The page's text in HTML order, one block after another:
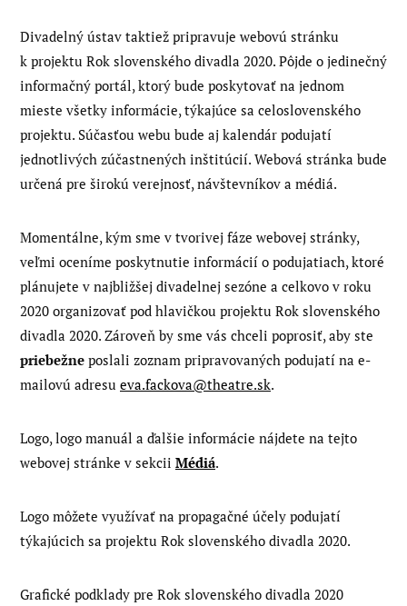
Divadelný ústav taktiež pripravuje webovú stránku
k projektu Rok slovenského divadla 2020. Pôjde o jedinečný
informačný portál, ktorý bude poskytovať na jednom
mieste všetky informácie, týkajúce sa celoslovenského
projektu. Súčasťou webu bude aj kalendár podujatí
jednotlivých zúčastnených inštitúcií. Webová stránka bude
určená pre širokú verejnosť, návštevníkov a médiá.
Momentálne, kým sme v tvorivej fáze webovej stránky,
veľmi oceníme poskytnutie informácií o podujatiach, ktoré
plánujete v najbližšej divadelnej sezóne a celkovo v roku
2020 organizovať pod hlavičkou projektu Rok slovenského
divadla 2020. Zároveň by sme vás chceli poprosiť, aby ste
priebežne poslali zoznam pripravovaných podujatí na e-
mailovú adresu eva.fackova@theatre.sk.
Logo, logo manuál a ďalšie informácie nájdete na tejto
webovej stránke v sekcii Médiá.
Logo môžete využívať na propagačné účely podujatí
týkajúcich sa projektu Rok slovenského divadla 2020.
Grafické podklady pre Rok slovenského divadla 2020